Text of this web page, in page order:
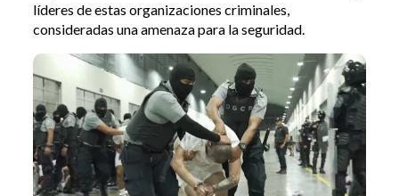
líderes de estas organizaciones criminales,
consideradas una amenaza para la seguridad.